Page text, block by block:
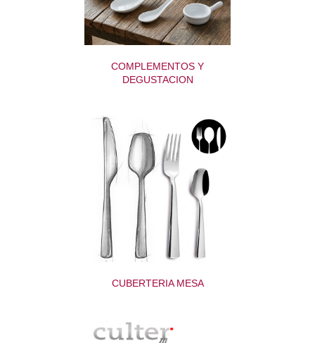
COMPLEMENTOS Y
DEGUSTACION
CUBERTERIA MESA